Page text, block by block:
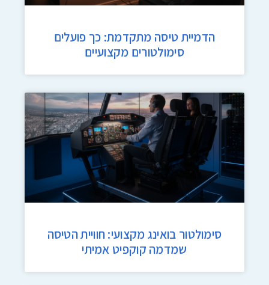
הדמיית טיסה מתקדמת: כך פועלים
סימולטורים מקצועיים
סימולטור בואינג מקצועי: חוויית הטיסה
שמדמה קוקפיט אמיתי